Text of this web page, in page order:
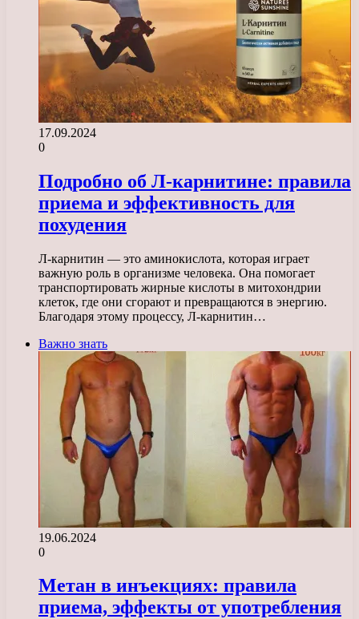
17.09.2024
0
Подробно об Л-карнитине: правила
приема и эффективность для
похудения
Л-карнитин — это аминокислота, которая играет
важную роль в организме человека. Она помогает
транспортировать жирные кислоты в митохондрии
клеток, где они сгорают и превращаются в энергию.
Благодаря этому процессу, Л-карнитин…
Важно знать
19.06.2024
0
Метан в инъекциях: правила
приема, эффекты от употребления